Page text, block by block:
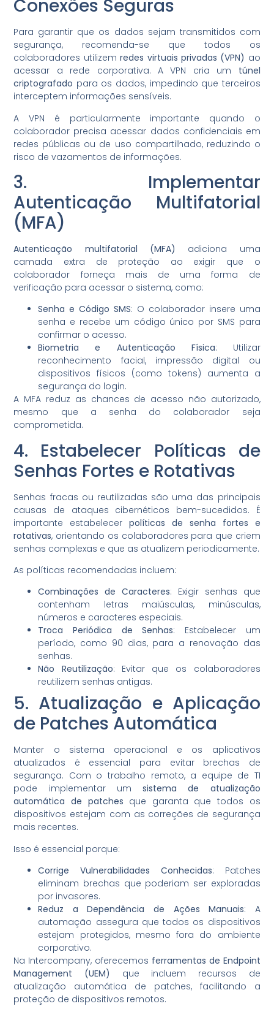
Conexões Seguras
Para garantir que os dados sejam transmitidos com
segurança, recomenda-se que todos os
colaboradores utilizemredes virtuais privadas (VPN) ao
acessar a rede corporativa. A VPN cria um túnel
criptografado para os dados, impedindo que terceiros
interceptem informações sensíveis.
A VPN é particularmente importante quando o
colaborador precisa acessar dados confidenciais em
redes públicas ou de uso compartilhado, reduzindo o
risco de vazamentos de informações.
3. Implementar
Autenticação Multifatorial
(MFA)
Autenticação multifatorial (MFA) adiciona uma
camada extra de proteção ao exigir que o
colaborador forneça mais de uma forma de
verificação para acessar o sistema, como:
Senha e Código SMS: O colaborador insere uma
senha e recebe um código único por SMS para
confirmar o acesso.
Biometria e Autenticação Física: Utilizar
reconhecimento facial, impressão digital ou
dispositivos físicos (como tokens) aumenta a
segurança do login.
A MFA reduz as chances de acesso não autorizado,
mesmo que a senha do colaborador seja
comprometida.
4. Estabelecer Políticas de
Senhas Fortes e Rotativas
Senhas fracas ou reutilizadas são uma das principais
causas de ataques cibernéticos bem-sucedidos. É
importante estabelecerpolíticas de senha fortes e
rotativas, orientando os colaboradores para que criem
senhas complexas e que as atualizem periodicamente.
As políticas recomendadas incluem:
Combinações de Caracteres: Exigir senhas que
contenham letras maiúsculas, minúsculas,
números e caracteres especiais.
Troca Periódica de Senhas: Estabelecer um
período, como 90 dias, para a renovação das
senhas.
Não Reutilização: Evitar que os colaboradores
reutilizem senhas antigas.
5. Atualização e Aplicação
de Patches Automática
Manter o sistema operacional e os aplicativos
atualizados é essencial para evitar brechas de
segurança. Com o trabalho remoto, a equipe de TI
pode implementar umsistema de atualização
automática de patches que garanta que todos os
dispositivos estejam com as correções de segurança
mais recentes.
Isso é essencial porque:
Corrige Vulnerabilidades Conhecidas: Patches
eliminam brechas que poderiam ser exploradas
por invasores.
Reduz a Dependência de Ações Manuais: A
automação assegura que todos os dispositivos
estejam protegidos, mesmo fora do ambiente
corporativo.
Na Intercompany, oferecemos ferramentas de Endpoint
Management (UEM)
que incluem recursos de
atualização automática de patches, facilitando a
proteção de dispositivos remotos.